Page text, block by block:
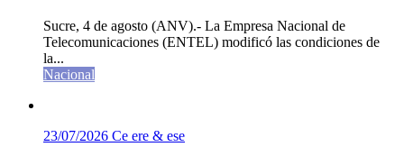
Sucre, 4 de agosto (ANV).- La Empresa Nacional de
Telecomunicaciones (ENTEL) modificó las condiciones de
la...
Nacional
23/07/2026 Ce ere & ese